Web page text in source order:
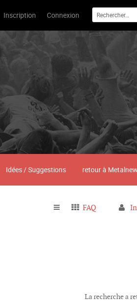
Inscription Connexion
Idées / Suggestions retour à
FAQ
La recherche a